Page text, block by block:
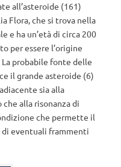
all’asteroide (161)
Flora, che si trova nella
e ha un’età di circa 200
per essere l’origine
probabile fonte delle
il grande asteroide (6)
sia alla
che alla risonanza di
che permette il
di eventuali frammenti